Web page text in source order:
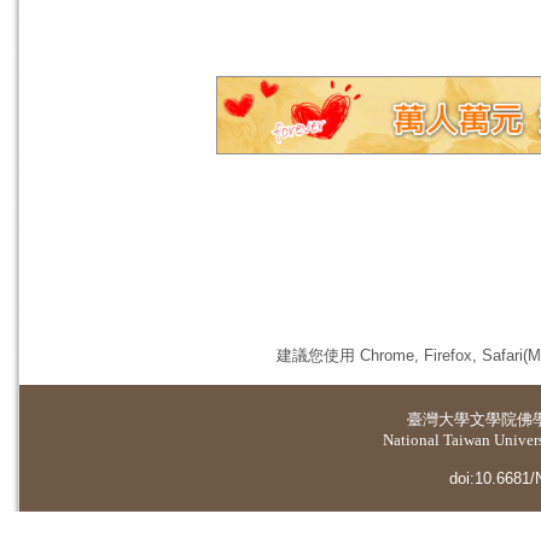
建議您使用 Chrome, Firefox,
臺灣大學文學院佛
National Taiwan
doi:10.6681/